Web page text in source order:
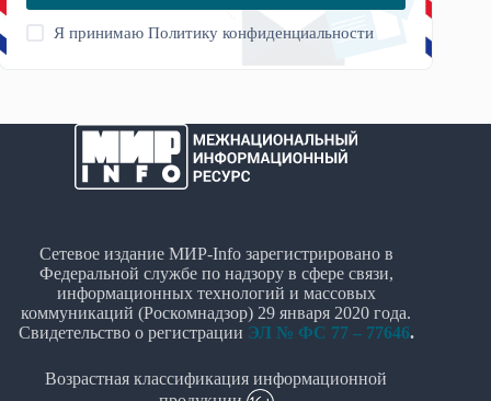
Я принимаюПолитику конфиденциальности
Сетевое издание МИР-Info зарегистрировано в
Федеральной службе по надзору в сфере связи,
информационных технологий и массовых
коммуникаций (Роскомнадзор) 29 января 2020 года.
Свидетельство о регистрации ЭЛ № ФС 77 – 77646.
Возрастная классификация информационной